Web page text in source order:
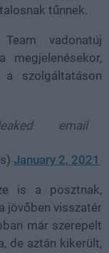
tűnnek.
vadonatúj
szolgáltatáson
email
January 2, 2021
is a posztnak,
jövőben visszatér
már szerepelt
de aztán kikerült,